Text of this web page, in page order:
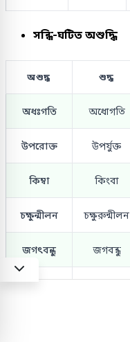
সন্ধি-ঘটিত অশুদ্ধি
অশুদ্ধ শুদ্ধ
অধঃগতি অধোগতি
উপরোক্ত উপর্যুক্ত
কিম্বা কিংবা
চক্ষুন্মীলন চক্ষুরুন্মীলন
জগৎবন্ধু জগবন্ধু